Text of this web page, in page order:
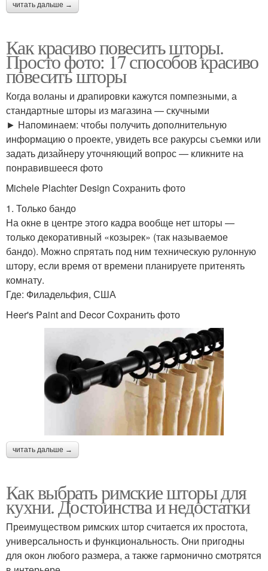
читать дальше →
Как красиво повесить шторы.
Просто фото: 17 способов красиво
повесить шторы
Когда воланы и драпировки кажутся помпезными, а
стандартные шторы из магазина — скучными
► Напоминаем: чтобы получить дополнительную
информацию о проекте, увидеть все ракурсы съемки или
задать дизайнеру уточняющий вопрос — кликните на
понравившееся фото
Michele Plachter Design Сохранить фото
1. Только бандо
На окне в центре этого кадра вообще нет шторы —
только декоративный «козырек» (так называемое
бандо). Можно спрятать под ним техническую рулонную
штору, если время от времени планируете притенять
комнату.
Где: Филадельфия, США
Heer's Paint and Decor Сохранить фото
читать дальше →
Как выбрать римские шторы для
кухни. Достоинства и недостатки
Преимуществом римских штор считается их простота,
универсальность и функциональность. Они пригодны
для окон любого размера, а также гармонично смотрятся